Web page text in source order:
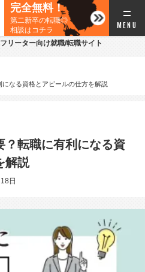
完全無料！
第二新卒の転職◎
相談はコチラ
リーター向け就職/転職サイト
なる資格とアピールの仕方を解説
転職に有利になる資
解説
日